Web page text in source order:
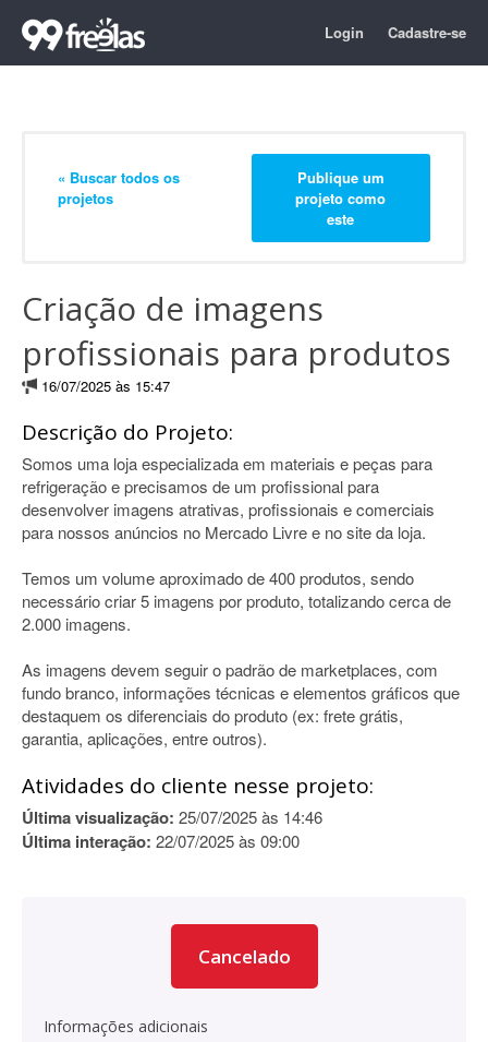
Login Cadastre-se
« Buscar todos os
projetos
Publique um
projeto como
este
Criação de imagens
profissionais para produtos
16/07/2025 às 15:47
Descrição do Projeto:
Somos uma loja especializada em materiais e peças para
refrigeração e precisamos de um profissional para
desenvolver imagens atrativas, profissionais e comerciais
para nossos anúncios no Mercado Livre e no site da loja.
Temos um volume aproximado de 400 produtos, sendo
necessário criar 5 imagens por produto, totalizando cerca de
2.000 imagens.
As imagens devem seguir o padrão de marketplaces, com
fundo branco, informações técnicas e elementos gráficos que
destaquem os diferenciais do produto (ex: frete grátis,
garantia, aplicações, entre outros).
Atividades do cliente nesse projeto:
Última visualização: 25/07/2025 às 14:46
Última interação: 22/07/2025 às 09:00
Cancelado
Informações adicionais